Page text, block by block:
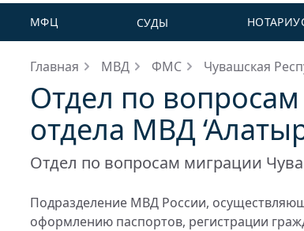
МФЦ СУДЫ
Главная МВД ФМС Чувашская
Отдел по
отдела МВД
Отдел по вопросам миграции
Подразделение МВД России,
оформлению паспортов, регистрации